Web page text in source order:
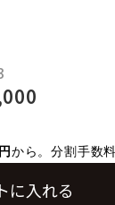
から。分割手数
に入れる